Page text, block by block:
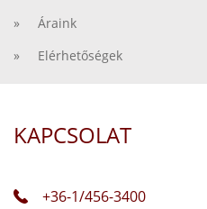
» Áraink
» Elérhetőségek
KAPCSOLAT
+36-1/456-3400